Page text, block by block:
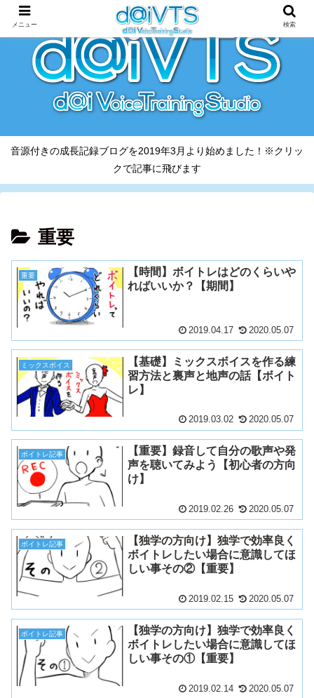
音源付きの成長記録ブログを2019年3月より始めました！※クリッ
クで記事に飛びます
重要
重要
【時間】ボイトレはどのくらいや
ればいいか？【期間】
2019.04.17 2020.05.07
ミックスボイス
【基礎】ミックスボイスを作る練
習方法と裏声と地声の話【ボイト
レ】
2019.03.02 2020.05.07
ボイトレ記事
【重要】録音して自分の歌声や発
声を聴いてみよう【初心者の方向
け】
2019.02.26 2020.05.07
ボイトレ記事
【独学の方向け】独学で効率良く
ボイトレしたい場合に意識してほ
しい事その②【重要】
2019.02.15 2020.05.07
ボイトレ記事
【独学の方向け】独学で効率良く
ボイトレしたい場合に意識してほ
しい事その①【重要】
2019.02.14 2020.05.07
メニュー 検索